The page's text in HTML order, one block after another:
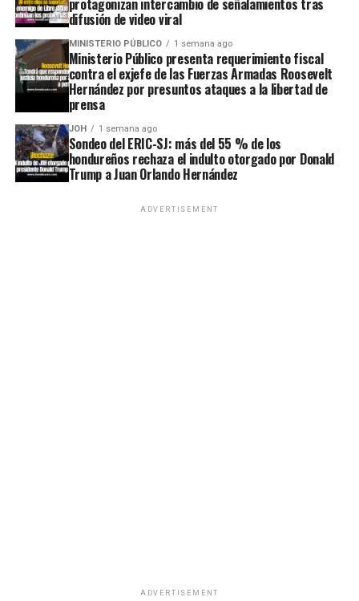
difusión de video viral
MINISTERIO PÚBLICO 1 semana ago
Ministerio Público presenta requerimiento fiscal
contra el exjefe de las Fuerzas Armadas Roosevelt
Hernández por presuntos ataques a la libertad de
prensa
JOH 1 semana ago
Sondeo del ERIC-SJ: más del 55 % de los
hondureños rechaza el indulto otorgado por Donald
Trump a Juan Orlando Hernández
ADVERTISEMENT
ADVERTISEMENT